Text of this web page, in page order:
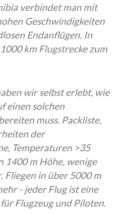
verbindet man mit
Geschwindigkeiten
Endanflügen. In
km Flugstrecke zum
wir selbst erlebt, wie
einen solchen
muss. Packliste,
der
Temperaturen >35
1400 m Höhe, wenige
Fliegen in über 5000 m
- jeder Flug ist eine
Flugzeug und Piloten.